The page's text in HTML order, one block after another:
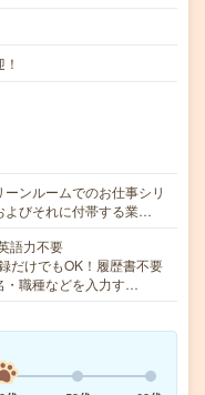
ンルームでのお仕事シリ
よびそれに付帯する業…
語力不要
だけでもOK！履歴書不要
職種などを入力す…